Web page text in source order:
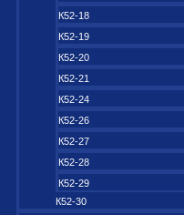
К52-18
К52-19
К52-20
К52-21
К52-24
К52-26
К52-27
К52-28
К52-29
К52-30